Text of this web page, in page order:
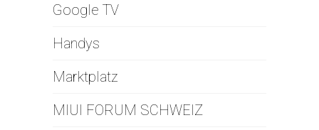
Google TV
Handys
Marktplatz
MIUI FORUM SCHWEIZ